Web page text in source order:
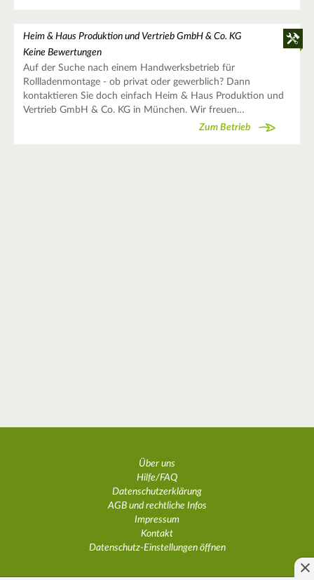
Heim & Haus Produktion und Vertrieb GmbH & Co. KG
Keine Bewertungen
Auf der Suche nach einem Handwerksbetrieb für
Rollladenmontage - ob privat oder gewerblich? Dann
kontaktieren Sie doch einfach Heim & Haus Produktion und
Vertrieb GmbH & Co. KG in München. Wir freuen…
Zum Betrieb
Über uns
Hilfe/FAQ
Datenschutzerklärung
AGB und rechtliche Infos
Impressum
Kontakt
Datenschutz-Einstellungen öffnen